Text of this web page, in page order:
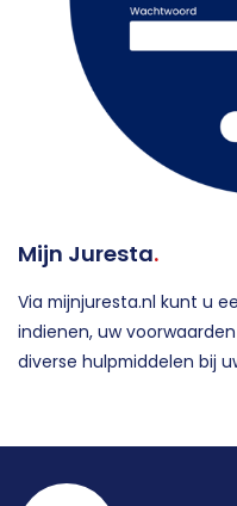
Mijn Juresta.
Via mijnjuresta.nl kunt u
indienen, uw
diverse hulpmiddelen bij